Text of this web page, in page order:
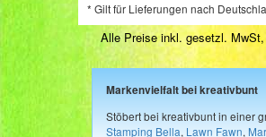
* Gilt für Lieferungen nach
Alle Preise inkl. gesetzl.
Markenvielfalt bei kreativbunt
Stöbert bei kreativbunt in einer
Stamping Bella, Lawn Fawn,